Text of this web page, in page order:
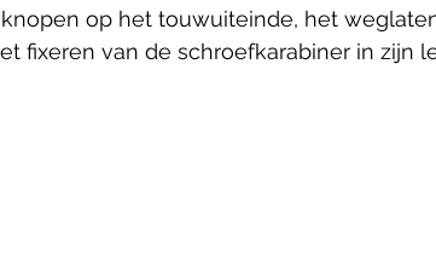
op het touwuiteinde, het
fixeren van de schroefkarabiner in zijn